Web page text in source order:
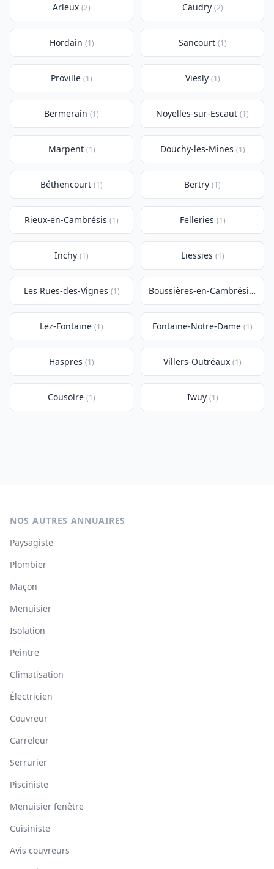
Arleux (2) Caudry (2)
Hordain (1) Sancourt (1)
Proville (1) Viesly (1)
Bermerain (1) Noyelles-sur-Escaut (1)
Marpent (1) Douchy-les-Mines (1)
Béthencourt (1) Bertry (1)
Rieux-en-Cambrésis (1) Felleries (1)
Inchy (1) Liessies (1)
Les Rues-des-Vignes (1) Boussières-en-Cambrésis
Lez-Fontaine (1) Fontaine-Notre-Dame (1)
Haspres (1) Villers-Outréaux (1)
Cousolre (1) Iwuy (1)
NOS AUTRES ANNUAIRES
Paysagiste
Plombier
Maçon
Menuisier
Isolation
Peintre
Climatisation
Électricien
Couvreur
Carreleur
Serrurier
Pisciniste
Menuisier fenêtre
Cuisiniste
Avis couvreurs